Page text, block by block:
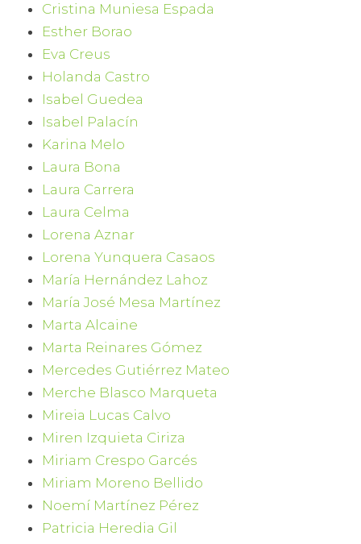
Cristina Muniesa Espada
Esther Borao
Eva Creus
Holanda Castro
Isabel Guedea
Isabel Palacín
Karina Melo
Laura Bona
Laura Carrera
Laura Celma
Lorena Aznar
Lorena Yunquera Casaos
María Hernández Lahoz
María José Mesa Martínez
Marta Alcaine
Marta Reinares Gómez
Mercedes Gutiérrez Mateo
Merche Blasco Marqueta
Mireia Lucas Calvo
Miren Izquieta Ciriza
Miriam Crespo Garcés
Miriam Moreno Bellido
Noemí Martínez Pérez
Patricia Heredia Gil